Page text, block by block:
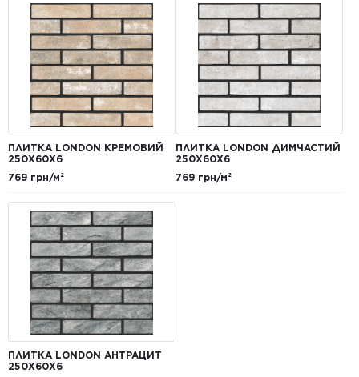
ПЛИТКА LONDON КРЕМОВИЙ
250Х60Х6
769 грн/м²
ПЛИТКА LONDON ДИМЧАСТИЙ
250Х60Х6
769 грн/м²
ПЛИТКА LONDON АНТРАЦИТ
250Х60Х6